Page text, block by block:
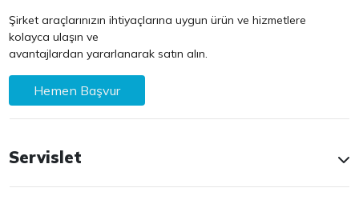
Şirket araçlarınızın ihtiyaçlarına uygun ürün ve hizmetlere
kolayca ulaşın ve
avantajlardan yararlanarak satın alın.
Hemen Başvur
Servislet